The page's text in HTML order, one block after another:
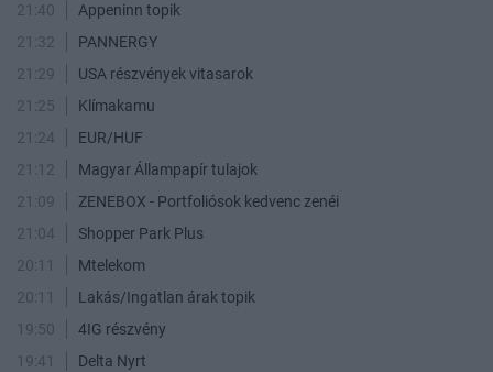
21:40
Appeninn topik
21:32
PANNERGY
21:29
USA részvények vitasarok
21:25
Klímakamu
21:24
EUR/HUF
21:12
Magyar Állampapír tulajok
21:09
ZENEBOX - Portfoliósok kedvenc zenéi
21:04
Shopper Park Plus
20:11
Mtelekom
20:11
Lakás/Ingatlan árak topik
19:50
4IG részvény
19:41
Delta Nyrt